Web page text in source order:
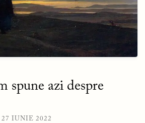
spune azi despre
27 IUNIE 2022